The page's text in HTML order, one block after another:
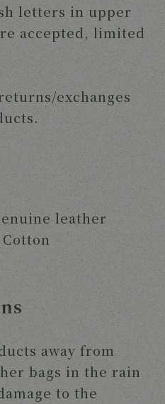
letters in upper
accepted, limited
exchanges
leather
away from
bags in the rain
to the